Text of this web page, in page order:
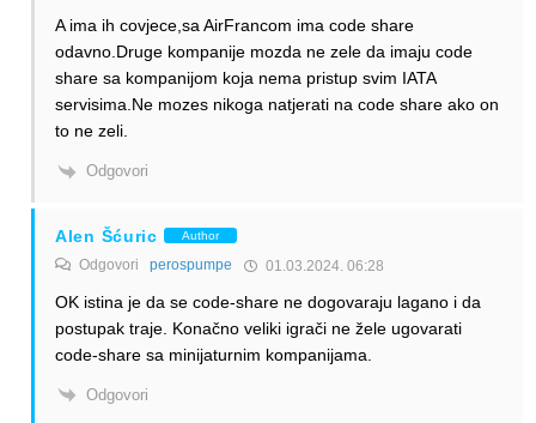
A ima ih covjece,sa AirFrancom ima code share
odavno.Druge kompanije mozda ne zele da imaju code
share sa kompanijom koja nema pristup svim IATA
servisima.Ne mozes nikoga natjerati na code share ako on
to ne zeli.
Odgovori
Alen Šćuric Author
Odgovori perospumpe 01.03.2024. 06:28
OK istina je da se code-share ne dogovaraju lagano i da
postupak traje. Konačno veliki igrači ne žele ugovarati
code-share sa minijaturnim kompanijama.
Odgovori